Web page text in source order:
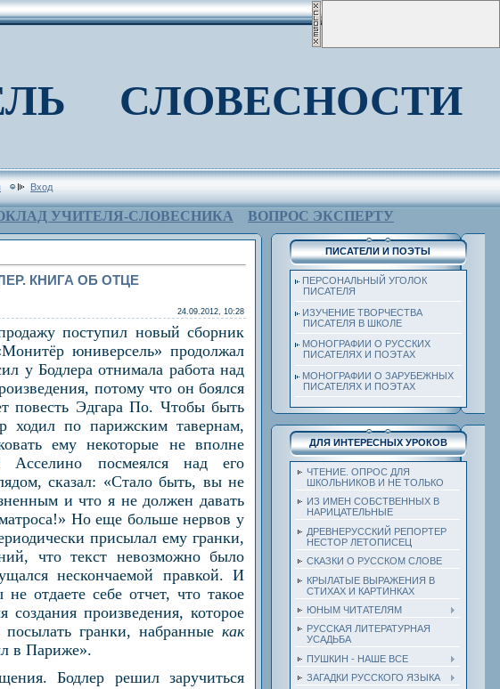
СЛОВЕСНОСТИ
Вход
УЧИТЕЛЯ-СЛОВЕСНИКА ВОПРОС ЭКСПЕРТУ
КНИГА ОБ ОТЦЕ
24.09.2012, 10:28
поступил новый сборник
юниверсель» продолжал
у Бодлера отнимала работа над
потому что он боялся
повесть Эдгара По. Чтобы быть
ходил по парижским тавернам,
ему некоторые не вполне
Асселино посмеялся над его
сказал: «Стало быть, вы не
и что я не должен давать
Но еще больше нервов у
присылал ему гранки,
что текст невозможно было
нескончаемой правкой. И
отдаете себе отчет, что такое
создания произведения, которое
гранки, набранные как
в Париже».
Бодлер решил заручиться
ПИСАТЕЛИ И ПОЭТЫ
ПЕРСОНАЛЬНЫЙ УГОЛОК
ПИСАТЕЛЯ
ИЗУЧЕНИЕ ТВОРЧЕСТВА
ПИСАТЕЛЯ В ШКОЛЕ
МОНОГРАФИИ О РУССКИХ
ПИСАТЕЛЯХ И ПОЭТАХ
МОНОГРАФИИ О ЗАРУБЕЖНЫХ
ПИСАТЕЛЯХ И ПОЭТАХ
ДЛЯ ИНТЕРЕСНЫХ УРОКОВ
ЧТЕНИЕ. ОПРОС ДЛЯ
ШКОЛЬНИКОВ И НЕ ТОЛЬКО
ИЗ ИМЕН СОБСТВЕННЫХ В
НАРИЦАТЕЛЬНЫЕ
ДРЕВНЕРУССКИЙ РЕПОРТЕР
НЕСТОР ЛЕТОПИСЕЦ
СКАЗКИ О РУССКОМ СЛОВЕ
КРЫЛАТЫЕ ВЫРАЖЕНИЯ В
СТИХАХ И КАРТИНКАХ
ЮНЫМ ЧИТАТЕЛЯМ
РУССКАЯ ЛИТЕРАТУРНАЯ
УСАДЬБА
ПУШКИН - НАШЕ ВСЕ
ЗАГАДКИ РУССКОГО ЯЗЫКА